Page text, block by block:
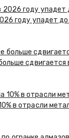
году упадет
в отрасли